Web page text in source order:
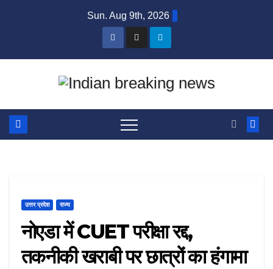
Sun. Aug 9th, 2026
उत्तर प्रदेश राज्य
नोएडा में CUET परीक्षा रद्द,
तकनीकी खराबी पर छात्रों का हंगामा